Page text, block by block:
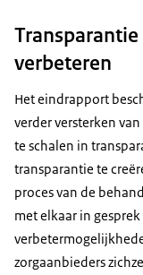
verbeteren
Het eindrapport
verder versterken
te schalen in
transparantie te
proces van de
met elkaar in
zorgaanbieders